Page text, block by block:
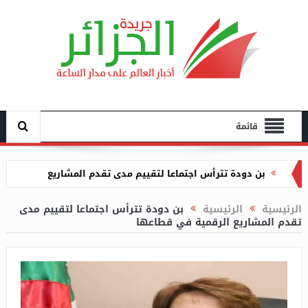
قائمة
بن دودة تترأس اجتماعا لتقييم مدى تقدم المشاريع
الرقمية في قطاعها
زروقي يجتمع بممثلي متعاملي الهاتف النقال لبحث إدماج
eSIM ضمن باقي الخدمات
مليون سنتيم في أولاد فايت
الرئيسية الرئيسية بن دودة تترأس اجتماعا لتقييم مدى
تقدم المشاريع الرقمية في قطاعها